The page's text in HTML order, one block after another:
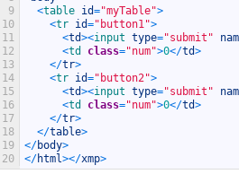
9
10
11
12
13
14
15
16
17
18
19
20
<table id="myTable">
<tr id="button1">
<td><input type="submit"
<td class="num">0</td>
</tr>
<tr id="button2">
<td><input type="submit"
<td class="num">0</td>
</tr>
</table>
</body>
</html></xmp>